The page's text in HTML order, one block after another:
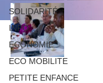
SOLIDARITÉ
INFO
ECONOMIE
ECO MOBILITE
PETITE ENFANCE